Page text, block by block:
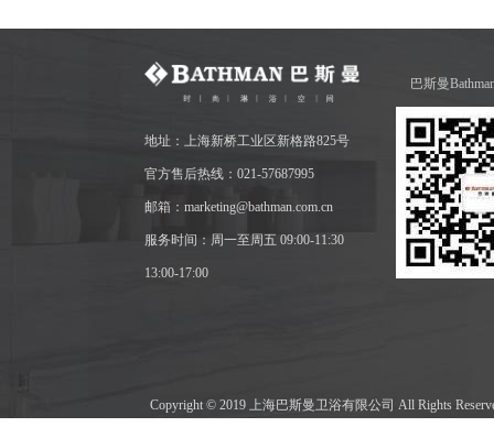
地址：上海新桥工业区新格路825号
官方售后热线：021-57687995
邮箱：marketing@bathman.com.cn
服务时间：周一至周五 09:00-11:30
13:00-17:00
巴斯曼
Copyright © 2019 上海巴斯曼卫浴有限公司 All Rights